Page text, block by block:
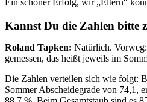
Ein schöner Erfolg, wir „Eltern“
Kannst Du die Zahlen bitte
Roland Tapken: Natürlich.
gemessen, das heißt jeweils im
Die Zahlen verteilen sich wie folgt:
Sommer Abscheidegrade von 74,1,